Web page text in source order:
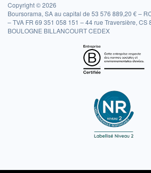
Copyright © 2026
Boursorama, SA au capital de 53 576 889,20 € –
– TVA FR 69 351 058 151 – 44 rue Traversière, CS
BOULOGNE BILLANCOURT CEDEX